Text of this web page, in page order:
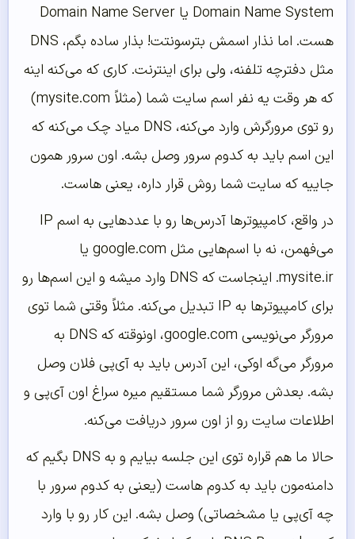
Domain Name System یا Domain Name Server
هست. اما نذار اسمش بترسونتت! بذار ساده بگم، DNS
مثل دفترچه تلفنه، ولی برای اینترنت. کاری که می‌کنه اینه
که هر وقت یه نفر اسم سایت شما (مثلاً mysite.com)
رو توی مرورگرش وارد می‌کنه، DNS میاد چک می‌کنه که
این اسم باید به کدوم سرور وصل بشه. اون سرور همون
جاییه که سایت شما روش قرار داره، یعنی هاست.
در واقع، کامپیوترها آدرس‌ها رو با عددهایی به اسم IP
می‌فهمن، نه با اسم‌هایی مثل google.com یا
mysite.ir. اینجاست که DNS وارد میشه و این اسم‌ها رو
برای کامپیوترها به IP تبدیل می‌کنه. مثلاً وقتی شما توی
مرورگر می‌نویسی google.com، اونوقته که DNS به
مرورگر می‌گه اوکی، این آدرس باید به آی‌پی فلان وصل
بشه. بعدش مرورگر شما مستقیم میره سراغ اون آی‌پی و
اطلاعات سایت رو از اون سرور دریافت می‌کنه.
حالا ما هم قراره توی این جلسه بیایم و به DNS بگیم که
دامنه‌مون باید به کدوم هاست (یعنی به کدوم سرور با
چه آی‌پی یا مشخصاتی) وصل بشه. این کار رو با وارد